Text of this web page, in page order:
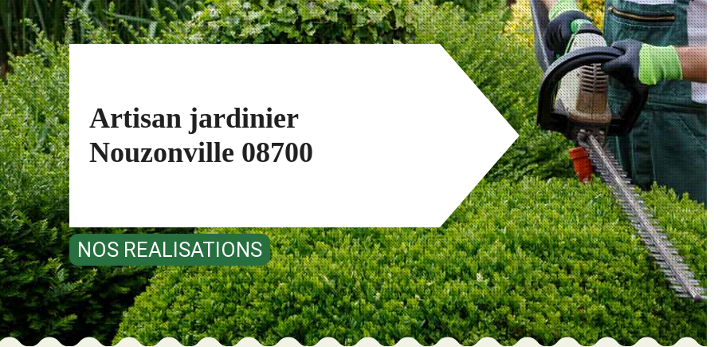
Artisan jardinier
Nouzonville 08700
NOS REALISATIONS